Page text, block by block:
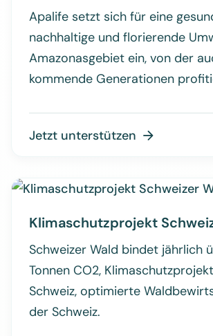
Apalife setzt sich für eine
nachhaltige und florierende
Amazonasgebiet ein, von der
kommende Generationen
Jetzt unterstützen 
Klimaschutzprojekt
Schweizer Wald bindet jährlich
Tonnen CO2,
Schweiz, optimierte
der Schweiz.